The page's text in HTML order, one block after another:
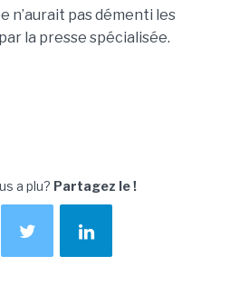
n’aurait pas démenti les
la presse spécialisée.
a plu? Partagez le !